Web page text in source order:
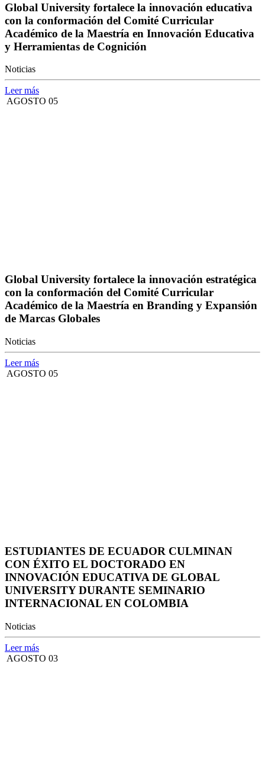
Global University fortalece la innovación educativa
con la conformación del Comité Curricular
Académico de la Maestría en Innovación Educativa
y Herramientas de Cognición
Noticias
Leer más
AGOSTO 05
Global University fortalece la innovación estratégica
con la conformación del Comité Curricular
Académico de la Maestría en Branding y Expansión
de Marcas Globales
Noticias
Leer más
AGOSTO 05
ESTUDIANTES DE ECUADOR CULMINAN
CON ÉXITO EL DOCTORADO EN
INNOVACIÓN EDUCATIVA DE GLOBAL
UNIVERSITY DURANTE SEMINARIO
INTERNACIONAL EN COLOMBIA
Noticias
Leer más
AGOSTO 03